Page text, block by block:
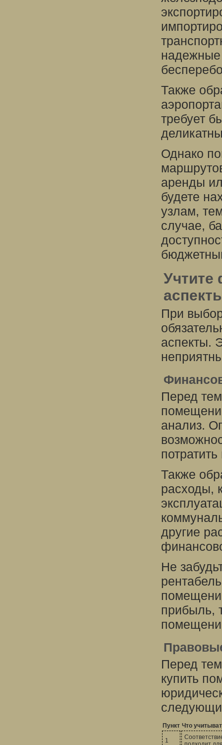
надежные
Также
требует
Однако
аренды
будете
узлам,
случае,
При
аспекты.
Перед
анализ.
Также
расходы,
другие
Не
прибыль,
Перед
купить
Пункт Что
1